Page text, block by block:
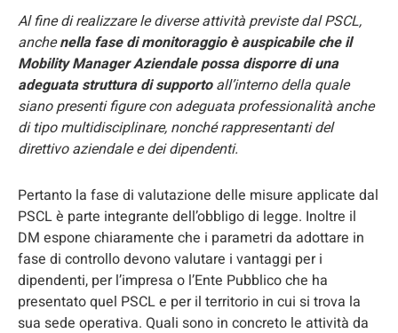
Al fine di realizzare le diverse attività previste dal PSCL,
anchenella fase di monitoraggio è auspicabile che il
Mobility Manager Aziendale possa disporre di una
adeguata struttura di supportoall’interno della quale
siano presenti figure con adeguata professionalità anche
di tipo multidisciplinare, nonché rappresentanti del
direttivo aziendale e dei dipendenti.
Pertanto la fase di valutazione delle misure applicate dal
PSCL è parte integrante dell’obbligo di legge. Inoltre il
DM espone chiaramente che i parametri da adottare in
fase di controllo devono valutare i vantaggi per i
dipendenti, per l’impresa o l’Ente Pubblico che ha
presentato quel PSCL e per il territorio in cui si trova la
sua sede operativa. Quali sono in concreto le attività da